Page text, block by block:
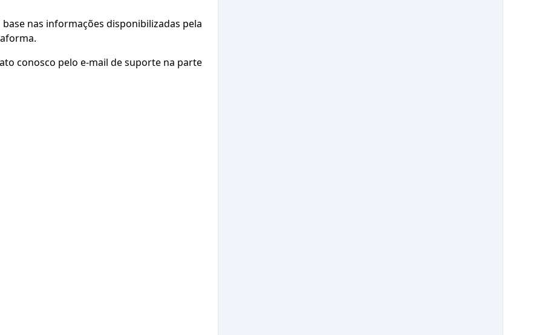
nas informações disponibilizadas pela
conosco pelo e-mail de suporte na parte